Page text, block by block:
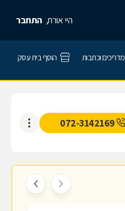
היי אורח, התחבר
מדריכים וכתבות הוסף בית עסק
072-3142169